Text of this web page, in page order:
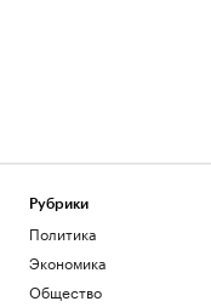
Рубрики
Политика
Экономика
Общество